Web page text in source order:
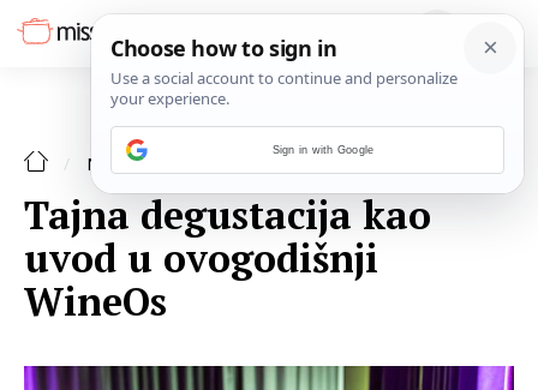
NAJAVE
Tajna degustacija kao
uvod u ovogodišnji
WineOs
Sign in with Google